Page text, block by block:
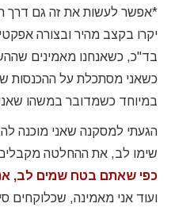
*אפשר לעשות את זה גם דרך
יקרו בקצב מהיר ובצורה
בד"כ, כשאנחנו מאמינים
כשאני מסתכלת על ההכנסות
במיוחד כשמדובר במשהו
הגעתי למסקנה שאני מוכנה להשקיע 10% מההכנסות שאני
שימו לב, את ההחלטה מקבלים
כפי שאתם בטח שמים לב,
ועוד אני מאמינה, שכלוקחים